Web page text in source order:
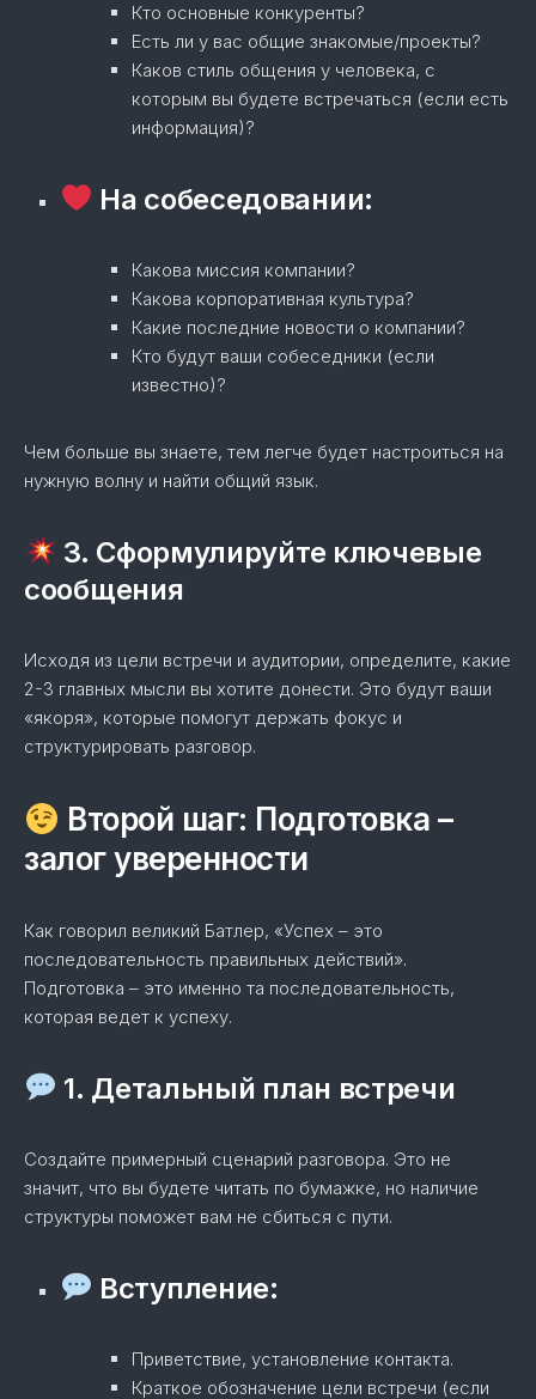
Кто основные конкуренты?
Есть ли у вас общие знакомые/проекты?
Каков стиль общения у человека, с
которым вы будете встречаться (если есть
информация)?
На собеседовании:
Какова миссия компании?
Какова корпоративная культура?
Какие последние новости о компании?
Кто будут ваши собеседники (если
известно)?
Чем больше вы знаете, тем легче будет настроиться на
нужную волну и найти общий язык.
3. Сформулируйте ключевые
сообщения
Исходя из цели встречи и аудитории, определите, какие
2-3 главных мысли вы хотите донести. Это будут ваши
«якоря», которые помогут держать фокус и
структурировать разговор.
Второй шаг: Подготовка –
залог уверенности
Как говорил великий Батлер, «Успех – это
последовательность правильных действий».
Подготовка – это именно та последовательность,
которая ведет к успеху.
1. Детальный план встречи
Создайте примерный сценарий разговора. Это не
значит, что вы будете читать по бумажке, но наличие
структуры поможет вам не сбиться с пути.
Вступление:
Приветствие, установление контакта.
Краткое обозначение цели встречи (если